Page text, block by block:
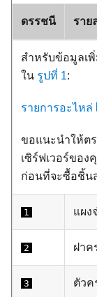
ดรรชนี ราย
สำหรับข้อมูลเ
ใน รูปที่ 1:
รายการอะไหล่
ขอแนะนำให้ต
เซิร์ฟเวอร์ของ
ก่อนที่จะซื้อชิ้น
1 แผง
2 ฝาค
3 ตัวค